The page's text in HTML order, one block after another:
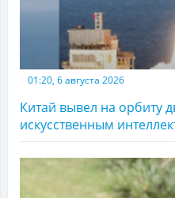
01:20, 6 августа 2026
Китай вывел на орбиту
искусственным